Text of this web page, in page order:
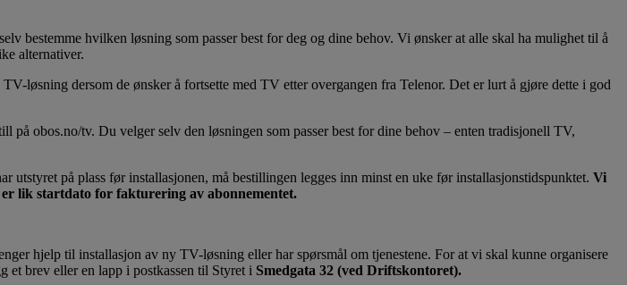
bestemme hvilken løsning som passer best for deg og dine behov. Vi ønsker at alle skal ha mulighet til å
alternativer.
løsning dersom de ønsker å fortsette med TV etter overgangen fra Telenor. Det er lurt å gjøre dette i god
på obos.no/tv. Du velger selv den løsningen som passer best for dine behov – enten tradisjonell TV,
utstyret på plass før installasjonen, må bestillingen legges inn minst en uke før installasjonstidspunktet. Vi
lik startdato for fakturering av abonnementet.
hjelp til installasjon av ny TV-løsning eller har spørsmål om tjenestene. For at vi skal kunne organisere
et brev eller en lapp i postkassen til Styret i Smedgata 32 (ved Driftskontoret).